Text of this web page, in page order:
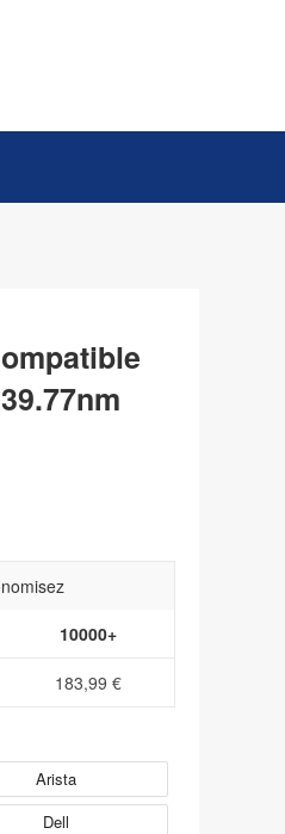
10000+
183,99 €
Arista
Dell